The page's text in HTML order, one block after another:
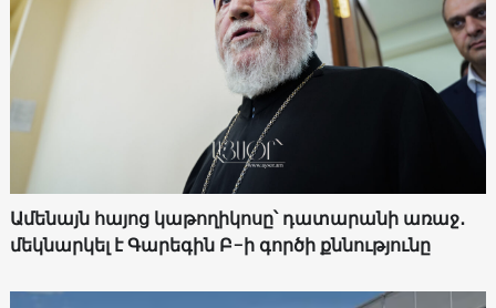
Ամենայն հայոց կաթողիկոսը՝ դատարանի առաջ․
մեկնարկել է Գարեգին Բ-ի գործի քննությունը